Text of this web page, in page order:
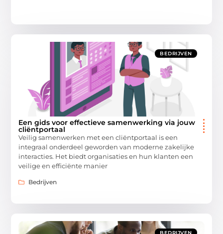
BEDRIJVEN
Een gids voor effectieve samenwerking via jouw
cliëntportaal
Veilig samenwerken met een cliëntportaal is een
integraal onderdeel geworden van moderne zakelijke
interacties. Het biedt organisaties en hun klanten een
veilige en efficiënte manier
Bedrijven